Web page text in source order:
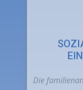
liegen